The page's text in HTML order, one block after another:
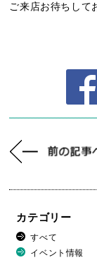
ご来店お待ちして
カテゴリー
すべて
イベント情報